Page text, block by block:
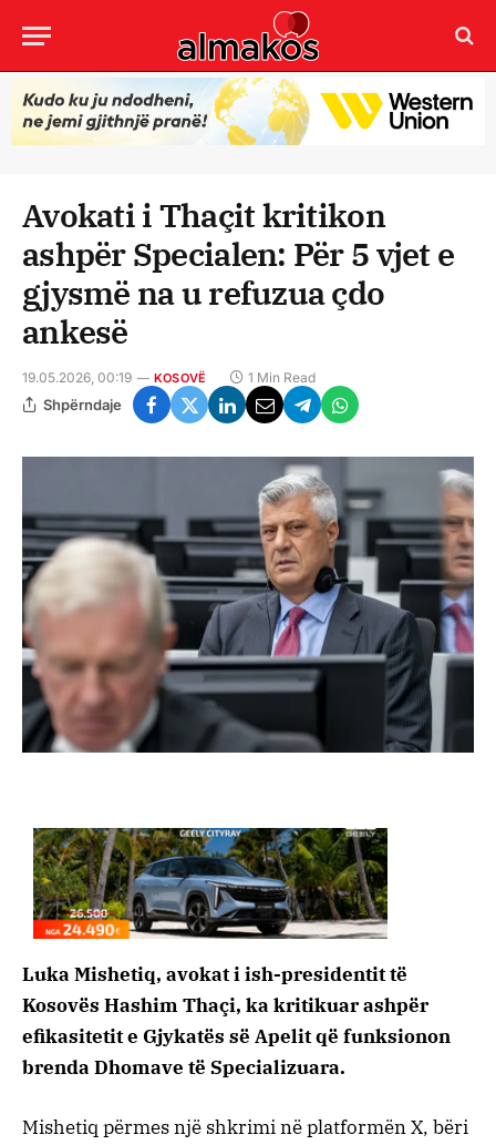
Avokati i Thaçit kritikon
ashpër Specialen: Për 5 vjet e
gjysmë na u refuzua çdo
ankesë
19.05.2026, 00:19 KOSOVË 1 Min Read
Shpërndaje
Luka Mishetiq, avokat i ish-presidentit të
Kosovës Hashim Thaçi, ka kritikuar ashpër
efikasitetit e Gjykatës së Apelit që funksionon
brenda Dhomave të Specializuara.
Mishetiq përmes një shkrimi në platformën X, bëri